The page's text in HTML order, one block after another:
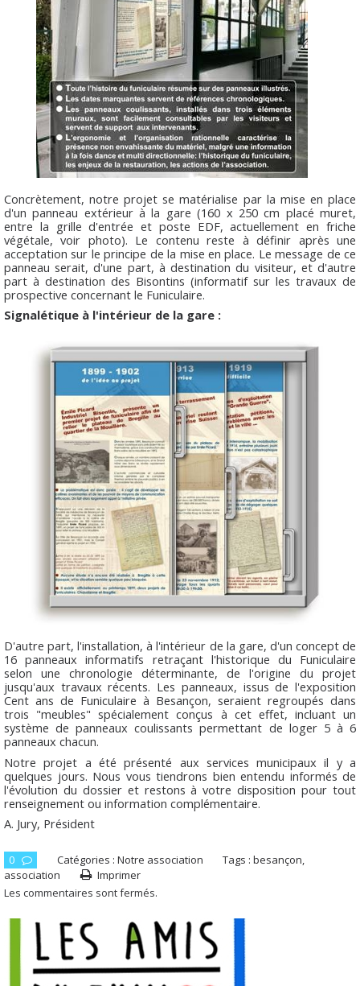
Concrètement, notre projet se matérialise par la mise en place
d'un panneau extérieur à la gare (160 x 250 cm placé muret,
entre la grille d'entrée et poste EDF, actuellement en friche
végétale, voir photo). Le contenu reste à définir après une
acceptation sur le principe de la mise en place. Le message de ce
panneau serait, d'une part, à destination du visiteur, et d'autre
part à destination des Bisontins (informatif sur les travaux de
prospective concernant le Funiculaire.
Signalétique à l'intérieur de la gare :
D'autre part, l'installation, à l'intérieur de la gare, d'un concept de
16 panneaux informatifs retraçant l'historique du Funiculaire
selon une chronologie déterminante, de l'origine du projet
jusqu'aux travaux récents. Les panneaux, issus de l'exposition
Cent ans de Funiculaire à Besançon, seraient regroupés dans
trois "meubles" spécialement conçus à cet effet, incluant un
système de panneaux coulissants permettant de loger 5 à 6
panneaux chacun.
Notre projet a été présenté aux services municipaux il y a
quelques jours. Nous vous tiendrons bien entendu informés de
l'évolution du dossier et restons à votre disposition pour tout
renseignement ou information complémentaire.
A. Jury, Président
0 Catégories : Notre association Tags :besançon,
association
Imprimer
Les commentaires sont fermés.